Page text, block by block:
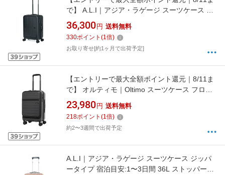
で】 A.L.I｜アジア・ラゲージ スーツケース ジ
ッパータイプ 宿泊目安： 1〜3日間 37L 拡張機
能搭載 ワンタッチフロントオープン キャスタ
ーストッパー Pitaflat ブラック PIF-8811-18W
36,300 円 送料無料
330ポイント (1倍)
お取り寄せ[約1ヶ月で出荷予定]
【エントリーで最大全額ポイント還元｜8/11ま
で】 オルティモ｜Oltimo スーツケース フロン
トオープン 約37L（機内持込可）旅行目安：
2〜3泊 インクブラック OT-0857-50N-IBK [TSA
ロック搭載]
23,980 円 送料無料
218ポイント (1倍)
約2〜3週間で出荷予定
A.L.I｜アジア・ラゲージ スーツケース ジッパ
ータイプ 宿泊目安:1〜3日間 36L ストッパー機